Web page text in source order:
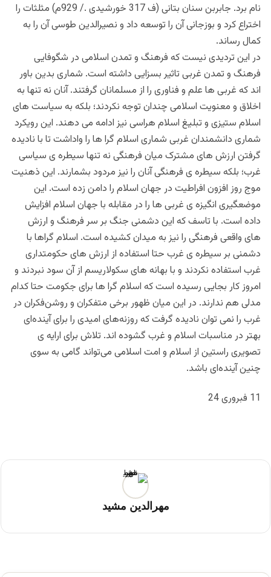
نام برد. جابربن سنان بتانى (ف 317 خورشیدی ./ 929م) مثلثات را
اختراع کرد و بوزجانى آن را توسعه داد و نصیرالدین طوسى آن را به
کمال رساند.
در این تردیدی نیست که فرهنگ و تمدن اسلامی در شگوفایی
فرهنگ و تمدن غربی تاثیر بسزایی داشته است. شماری بدین باور
اند که غربی ها علم و فناوری را از مسلمانان گرفتند. آنان نه تنها به
اخلاق و معنویت اسلامی چندان توجه نکردند؛ بلکه به سیاست های
اسلام‌ ستیزى و تبلیغ اسلام‌ هراسى نیز ادامه می دهند. این رویکرد
شماری دانشمندان غربی شماری اسلام گرا ها را واداشت تا با نادیده
گرفتن ارزش های مشترک میان فرهنگی نه تنها سیطره ی سیاسی
غرب؛ بلکه سیطره ی فرهنگی آنان را نیز مردود بشمارند. این ذهنیت
موج روز افزون افراطیت در جهان اسلام را دامن زده است. این
موضعگیری انگیزه ی غربی ها را در مقابله با جهان اسلام افزایش
داده است. با تاسف که این دشمنی جنگ بر سر فرهنگ و ارزش
های واقعی فرهنگی را نیز به میدان کشیده است. اسلام گراها با
دشمنی بر سیطره ی غرب حتا استفاده از ارزش های حکومتداری
غرب استفاده نکردند و با بهانه های سکولاریسم از آن سود نبردند و
امروز کار بجایی رسیده است که اسلام گرا ها برای جکومت حتا کدام
مدلی هم ندارند. در این میان ظهور برخى متفکران و روشن‌فکران در
غرب را نمی توان نادیده گرفت که روزنه‌هاى امیدى را براى آینده‌اى
بهتر در مناسبات اسلام و غرب گشوده اند. تلاش براى ارايه ی
تصویرى راستین از اسلام و امت اسلامى مى‌تواند گامى به سوی
چنین آینده‌اى باشد.
11 فبروری 24
مهرالدین مشید